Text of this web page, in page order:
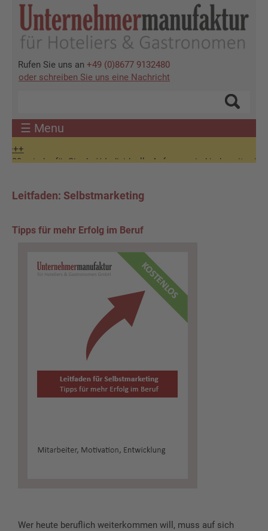
Direkt
Inhalt
Rufen Sie uns an +49 (0)8677 9132480
oder schreiben Sie uns eine Nachricht
☰ Menu
für Sie da ** Individuelle Anfragen sind jederzeit möglich!
Leitfaden: Selbstmarketing
Tipps für mehr Erfolg im Beruf
Wer heute beruflich weiterkommen will, muss auf sich